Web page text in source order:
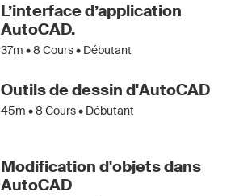
L’interface d’application
AutoCAD.
37m •8 Cours • Débutant
Outils de dessin d'AutoCAD
45m •8 Cours • Débutant
Modification d'objets dans
AutoCAD